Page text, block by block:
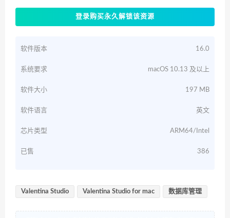
登录购买永久解锁该资源
软件版本 16.0
系统要求 macOS 10.13 及以上
软件大小 197 MB
软件语言 英文
芯片类型 ARM64/Intel
已售 386
Valentina Studio Valentina Studio for mac 数据库管理